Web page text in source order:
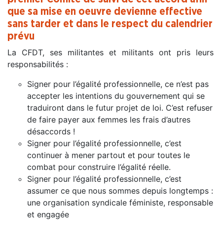
que sa mise en oeuvre devienne effective
sans tarder et dans le respect du calendrier
prévu
La CFDT, ses militantes et militants ont pris leurs
responsabilités :
Signer pour l’égalité professionnelle, ce n’est pas
accepter les intentions du gouvernement qui se
traduiront dans le futur projet de loi. C’est refuser
de faire payer aux femmes les frais d’autres
désaccords !
Signer pour l’égalité professionnelle, c’est
continuer à mener partout et pour toutes le
combat pour construire l’égalité réelle.
Signer pour l’égalité professionnelle, c’est
assumer ce que nous sommes depuis longtemps :
une organisation syndicale féministe, responsable
et engagée